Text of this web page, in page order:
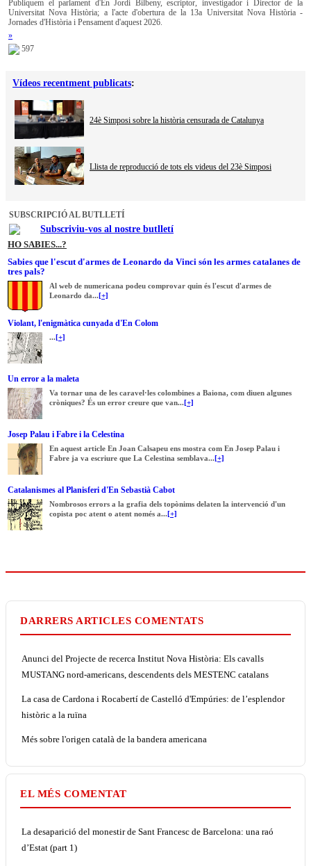
Publiquem el parlament d'En Jordi Bilbeny, escriptor, investigador i Director de la
Universitat Nova Història; a l'acte d'obertura de la 13a Universitat Nova Història -
Jornades d'Història i Pensament d'aquest 2026.
»
597
Vídeos recentment publicats:
24è Simposi sobre la història censurada de Catalunya
Llista de reproducció de tots els videus del 23è Simposi
SUBSCRIPCIÓ AL BUTLLETÍ
Subscriviu-vos al nostre butlletí
HO SABIES...?
Sabies que l'escut d'armes de Leonardo da Vinci són les armes catalanes de
tres pals?
Al web de numericana podeu comprovar quin és l'escut d'armes de
Leonardo da...[+]
Violant, l'enigmàtica cunyada d'En Colom
...[+]
Un error a la maleta
Va tornar una de les caravel·les colombines a Baiona, com diuen algunes
cròniques? És un error creure que van...[+]
Josep Palau i Fabre i la Celestina
En aquest article En Joan Calsapeu ens mostra com En Josep Palau i
Fabre ja va escriure que La Celestina semblava...[+]
Catalanismes al Planisferi d'En Sebastià Cabot
Nombrosos errors a la grafia dels topònims delaten la intervenció d'un
copista poc atent o atent només a...[+]
DARRERS ARTICLES COMENTATS
Anunci del Projecte de recerca Institut Nova Història: Els cavalls
MUSTANG nord-americans, descendents dels MESTENC catalans
La casa de Cardona i Rocabertí de Castelló d'Empúries: de l’esplendor
històric a la ruïna
Més sobre l'origen català de la bandera americana
EL MÉS COMENTAT
La desaparició del monestir de Sant Francesc de Barcelona: una raó
d’Estat (part 1)